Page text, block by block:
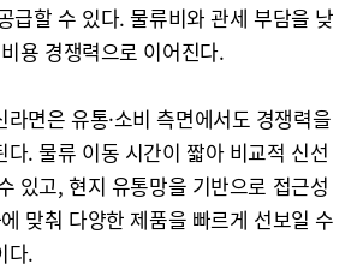
급할 수 있다. 물류비와 관세 부담을 낮
용 경쟁력으로 이어진다.
면은 유통·소비 측면에서도 경쟁력을
다. 물류 이동 시간이 짧아 비교적 신선
있고, 현지 유통망을 기반으로 접근성
맞춰 다양한 제품을 빠르게 선보일 수
다.